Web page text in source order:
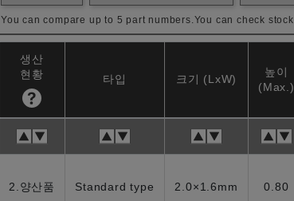
You can compare up to 5 part numbers.You can check
2.양산품 Standard type 2.0×1.6mm 0.80
생산
현황
타입 크기 (LxW)
높이
(Max.)